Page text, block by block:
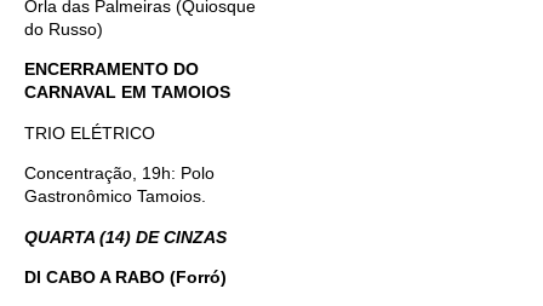
Orla das Palmeiras (Quiosque
do Russo)
ENCERRAMENTO DO
CARNAVAL EM TAMOIOS
TRIO ELÉTRICO
Concentração, 19h: Polo
Gastronômico Tamoios.
QUARTA (14) DE CINZAS
DI CABO A RABO (Forró)